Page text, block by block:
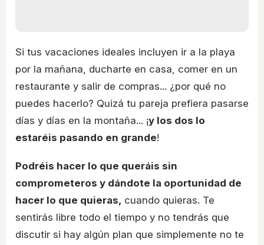
Si tus vacaciones ideales incluyen ir a la playa
por la mañana, ducharte en casa, comer en un
restaurante y salir de compras... ¿por qué no
puedes hacerlo? Quizá tu pareja prefiera pasarse
días y días en la montaña... ¡y los dos lo
estaréis pasando en grande!
Podréis hacer lo que queráis sin
comprometeros y dándote la oportunidad de
hacer lo que quieras, cuando quieras. Te
sentirás libre todo el tiempo y no tendrás que
discutir si hay algún plan que simplemente no te